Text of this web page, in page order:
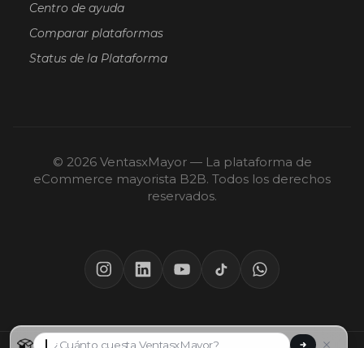
Centro de ayuda
Comparar plataformas
Status de la Plataforma
© 2026 VentasxMayor — La plataforma de
eCommerce mayorista B2B. Todos los derechos
reservados.